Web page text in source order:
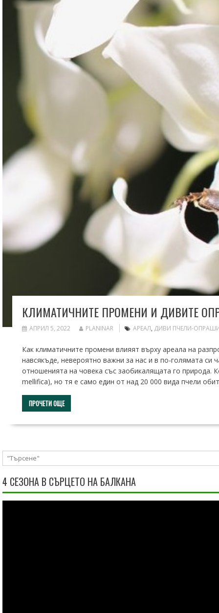
КЛИМАТИЧНИТЕ ПРОМЕНИ И ДИВИТЕ
АПРИЛ 5, 2022 PLANINAR АРЕАЛ, ДИВИ ПЧЕЛИ-
Как климатичните промени влияят върху ареала на
навсякъде, невероятно важни за нас и в по-голямата си
отношенията на човека със заобикалящата го природа.
mellifica), но тя е само един от над 20 000 вида пчели
ПРОЧЕТИ ОЩЕ
4 СЕЗОНА В СЪРЦЕТО НА БАЛКАНА